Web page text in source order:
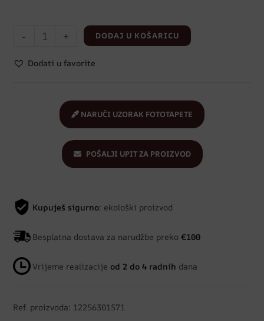
- + DODAJ U KOŠARICU
Dodati u favorite
NARUČI UZORAK FOTOTAPETE
POŠALJI UPIT ZA PROIZVOD
Kupuješ sigurno: ekološki proizvod
Besplatna dostava za narudžbe preko€100
Vrijeme realizacije od 2 do 4 radnih dana
Ref. proizvoda: 12256301571